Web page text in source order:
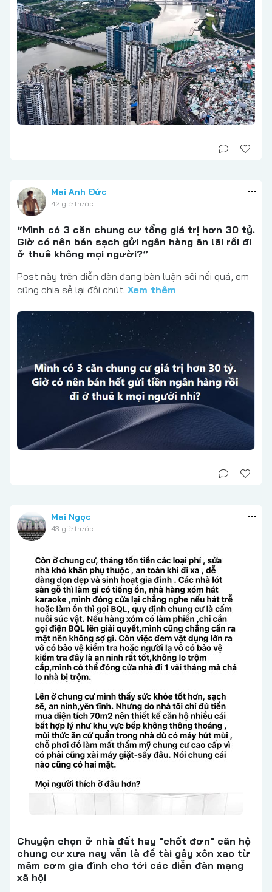
Mai Anh Đức
42 giờ trước
“Mình có 3 căn chung cư tổng giá trị hơn 30 tỷ.
Giờ có nên bán sạch gửi ngân hàng ăn lãi rồi đi
ở thuê không mọi người?”
Post này trên diễn đàn đang bàn luận sôi nổi quá, em
cũng chia sẻ lại đôi chút. Xem thêm
Mai Ngọc
43 giờ trước
Chuyện chọn ở nhà đất hay "chốt đơn" căn hộ
chung cư xưa nay vẫn là đề tài gây xôn xao từ
mâm cơm gia đình cho tới các diễn đàn mạng
xã hội